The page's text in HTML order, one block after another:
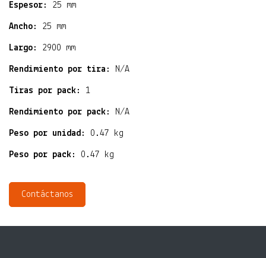
Espesor: 25 mm
Ancho: 25 mm
Largo: 2900 mm
Rendimiento por tira: N/A
Tiras por pack: 1
Rendimiento por pack: N/A
Peso por unidad: 0.47 kg
Peso por pack: 0.47 kg
Contáctanos